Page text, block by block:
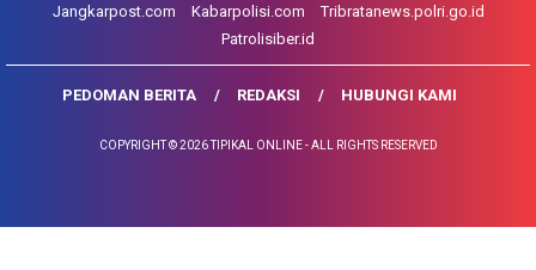
Jangkarpost.com
Kabarpolisi.com
Tribratanews.polri.go.id
Patrolisiber.id
PEDOMAN BERITA REDAKSI HUBUNGI KAMI
COPYRIGHT © 2026 TIPIKAL ONLINE - ALL RIGHTS RESERVED